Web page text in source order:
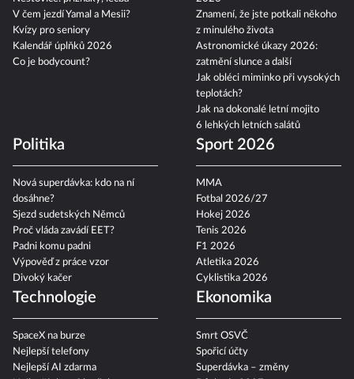
V čem jezdí Yamal a Mesii?
Kvízy pro seniory
Kalendář úplňků 2026
Co je bodycount?
Znamení, že jste potkali někoho
z minulého života
Astronomické úkazy 2026:
zatmění slunce a další
Jak obléci miminko při vysokých
teplotách?
Jak na dokonalé letní mojito
6 lehkých letních salátů
Politika
Nová superdávka: kdo na ní
dosáhne?
Sjezd sudetských Němců
Proč vláda zavádí EET?
Padni komu padni
Výpověď z práce vzor
Divoký kačer
Sport 2026
MMA
Fotbal 2026/27
Hokej 2026
Tenis 2026
F1 2026
Atletika 2026
Cyklistika 2026
Technologie
SpaceX na burze
Nejlepší telefony
Nejlepší AI zdarma
Ekonomika
Smrt OSVČ
Spořicí účty
Superdávka – změny